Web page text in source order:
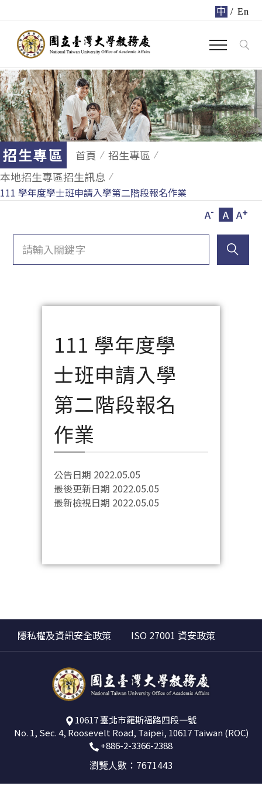
中 / En
招生專區 首頁
招生專區
本地招生專區招生訊息
111 學年度學士班申請入學第二階段報名作業
A- A A+
111 學年度學
士班申請入學
第二階段報名
作業
公告日期 2022.05.05
最後更新日期 2022.05.05
最新檢視日期 2022.05.05
隱私權及資訊安全政策 ISO 27001 資安政策
10617 臺北市羅斯福路四段一號
No. 1, Sec. 4, Roosevelt Road, Taipei, 10617 Taiwan (ROC)
+886-2-3366-2388
瀏覽人數：7671443